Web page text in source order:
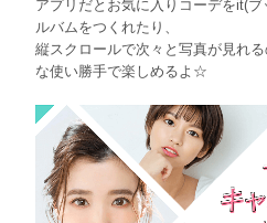
アプリだとお気に入りコーデをit(
ルバムをつくれたり、
縦スクロールで次々と写真が見れ
な使い勝手で楽しめるよ☆